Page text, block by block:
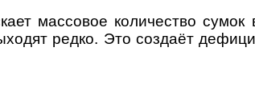
массовое количество сумок
редко. Это создаёт